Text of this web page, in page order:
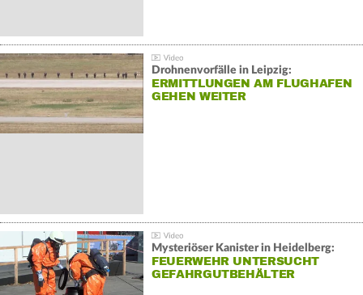
Drohnenvorfälle in Leipzig:
ERMITTLUNGEN AM FLUGHAFEN
GEHEN WEITER
Mysteriöser Kanister in Heidelberg:
FEUERWEHR UNTERSUCHT
GEFAHRGUTBEHÄLTER